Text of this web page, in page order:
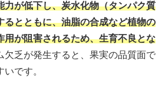
力が低下し、炭水化物（タンパク質
るとともに、油脂の合成など植物の
用が阻害されるため、生育不良とな
欠乏が発生すると、果実の品質面で
です。